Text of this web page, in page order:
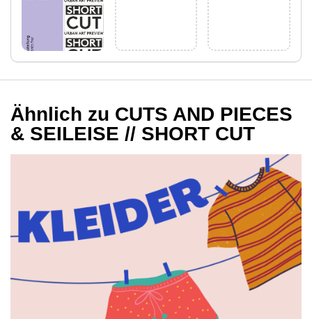
Ähnlich zu CUTS AND PIECES
& SEILEISE // SHORT CUT